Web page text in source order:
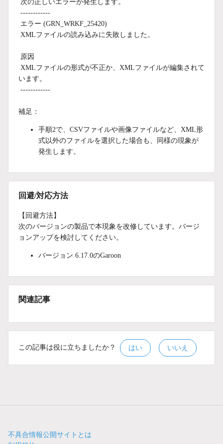
次の正しいエラーが発生します。
------------
エラー (GRN_WRKF_25420)
XMLファイルの読み込みに失敗しました。
原因
XMLファイルの形式が不正か、XMLファイルが編集されて
います。
------------
補足：
手順2で、CSVファイルや画像ファイルなど、 XML形
式以外のファイルを選択した場合も、同様の現象が
発生します。
回避/対応方法
【回避方法】
次のバージョンの製品で本現象を改修しています。バージ
ョンアップを検討してください。
バージョン 6.17.0のGaroon
関連記事
この記事は役に立ちましたか？ はい いいえ
不具合情報公開サイトとは